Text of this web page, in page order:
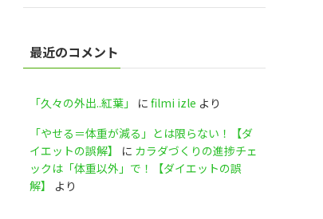
最近のコメント
「久々の外出..紅葉」 に filmi izle より
「やせる＝体重が減る」とは限らない！【ダ
イエットの誤解】
に カラダづくりの進捗チェ
ックは「体重以外」で！【ダイエットの誤
解】
より